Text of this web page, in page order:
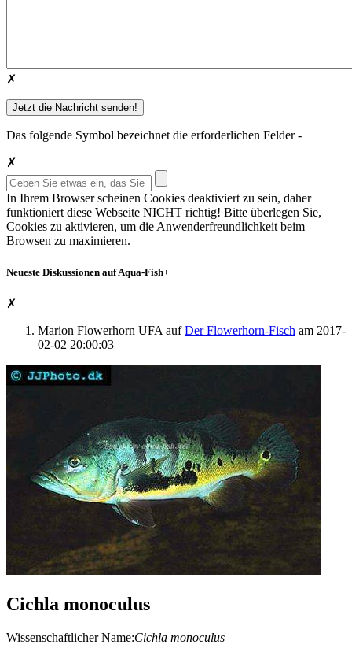
✗
Das folgende Symbol bezeichnet die erforderlichen Felder -
✗
In Ihrem Browser scheinen Cookies deaktiviert zu sein, daher
funktioniert diese Webseite NICHT richtig! Bitte überlegen Sie,
Cookies zu aktivieren, um die Anwenderfreundlichkeit beim
Browsen zu maximieren.
Neueste Diskussionen auf Aqua-Fish+
✗
Marion Flowerhorn UFA aufDer Flowerhorn-Fisch am 2017-
02-02 20:00:03
Cichla monoculus
Wissenschaftlicher Name:Cichla monoculus